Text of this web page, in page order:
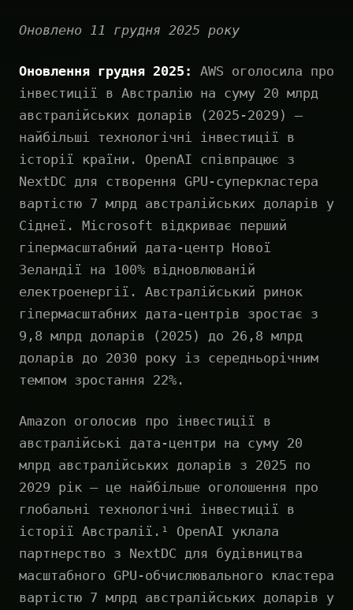
Оновлено 11 грудня 2025 року
Оновлення грудня 2025:
AWS оголосила про
інвестиції в Австралію на суму 20 млрд
австралійських доларів (2025-2029) —
найбільші технологічні інвестиції в
історії країни. OpenAI співпрацює з
NextDC для створення GPU-суперкластера
вартістю 7 млрд австралійських доларів у
Сіднеї. Microsoft відкриває перший
гіпермасштабний дата-центр Нової
Зеландії на 100% відновлюваній
електроенергії. Австралійський ринок
гіпермасштабних дата-центрів зростає з
9,8 млрд доларів (2025) до 26,8 млрд
доларів до 2030 року із середньорічним
темпом зростання 22%.
Amazon оголосив про інвестиції в
австралійські дата-центри на суму 20
млрд австралійських доларів з 2025 по
2029 рік — це найбільше оголошення про
глобальні технологічні інвестиції в
історії Австралії.¹ OpenAI уклала
партнерство з NextDC для будівництва
масштабного GPU-обчислювального кластера
вартістю 7 млрд австралійських доларів у